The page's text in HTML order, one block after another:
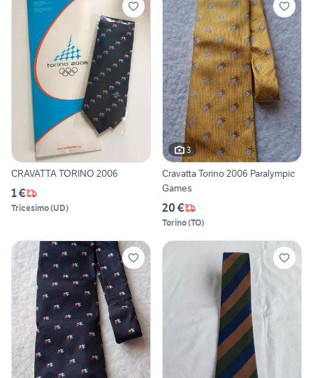
CRAVATTA TORINO 2006
1 €
Tricesimo(UD)
3
Cravatta Torino 2006 Paralympic
Games
20 €
Torino(TO)